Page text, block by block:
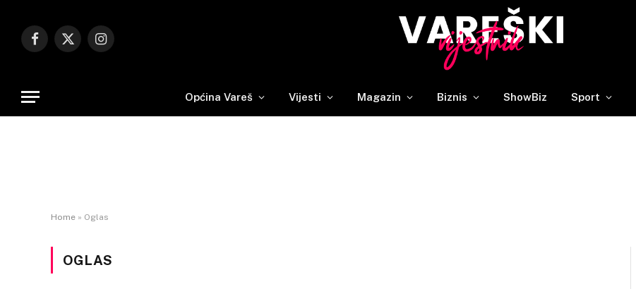
Facebook
X
Instagram
Općina Vareš Vijesti Magazin Biznis ShowBiz Sport
Home » Oglas
OGLAS